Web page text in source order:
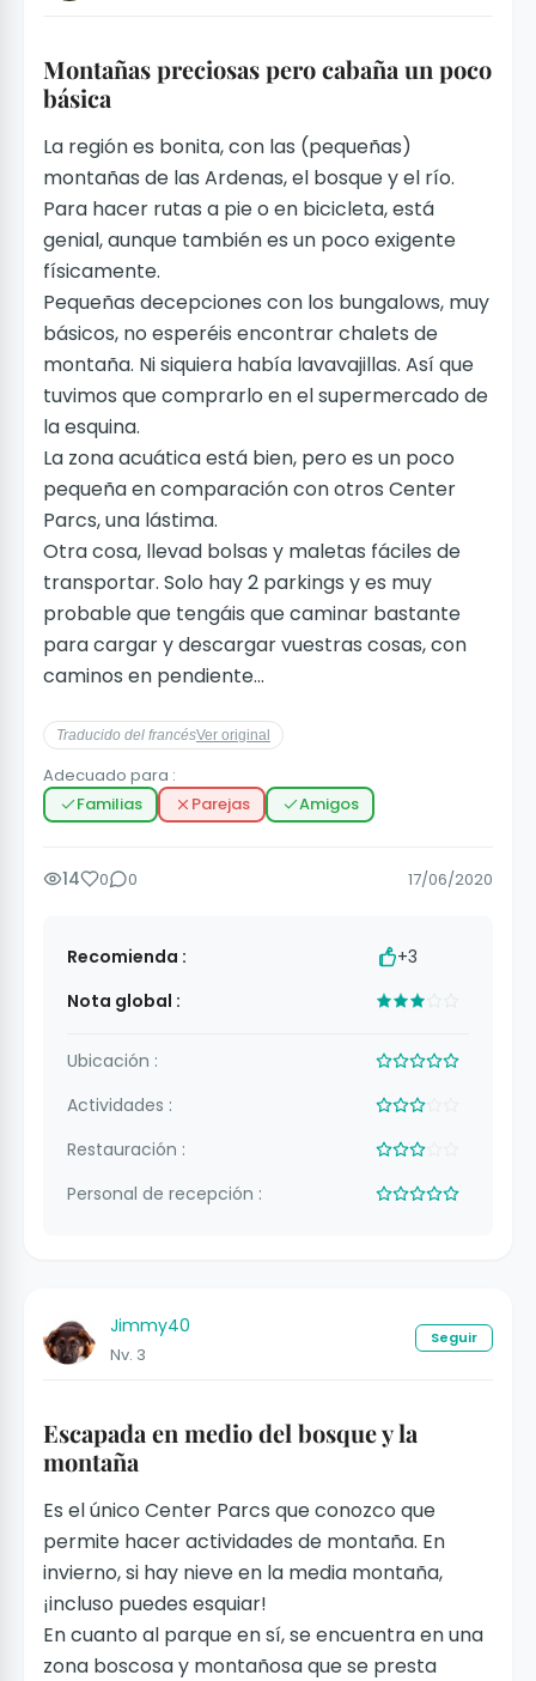
Montañas preciosas pero cabaña un poco
básica
La región es bonita, con las (pequeñas)
montañas de las Ardenas, el bosque y el río.
Para hacer rutas a pie o en bicicleta, está
genial, aunque también es un poco exigente
físicamente.
Pequeñas decepciones con los bungalows, muy
básicos, no esperéis encontrar chalets de
montaña. Ni siquiera había lavavajillas. Así que
tuvimos que comprarlo en el supermercado de
la esquina.
La zona acuática está bien, pero es un poco
pequeña en comparación con otros Center
Parcs, una lástima.
Otra cosa, llevad bolsas y maletas fáciles de
transportar. Solo hay 2 parkings y es muy
probable que tengáis que caminar bastante
para cargar y descargar vuestras cosas, con
caminos en pendiente...
Traducido del francésVer original
Adecuado para :
Familias
Parejas Amigos
14 0 0 17/06/2020
Recomienda :
+3
Nota global :
Ubicación :
Actividades :
Restauración :
Personal de recepción :
Jimmy40
Nv. 3
Seguir
Escapada en medio del bosque y la
montaña
Es el único Center Parcs que conozco que
permite hacer actividades de montaña. En
invierno, si hay nieve en la media montaña,
¡incluso puedes esquiar!
En cuanto al parque en sí, se encuentra en una
zona boscosa y montañosa que se presta